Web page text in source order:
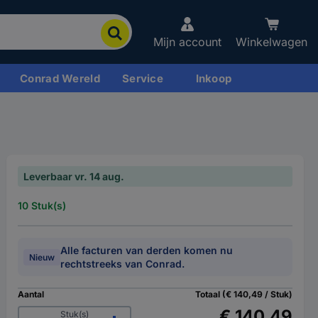
Mijn account Winkelwagen
Conrad Wereld Service Inkoop
Leverbaar vr. 14 aug.
10 Stuk(s)
Nieuw
Alle facturen van derden komen nu
rechtstreeks van Conrad.
Aantal
Stuk(s)
Totaal (€ 140,49 / Stuk)